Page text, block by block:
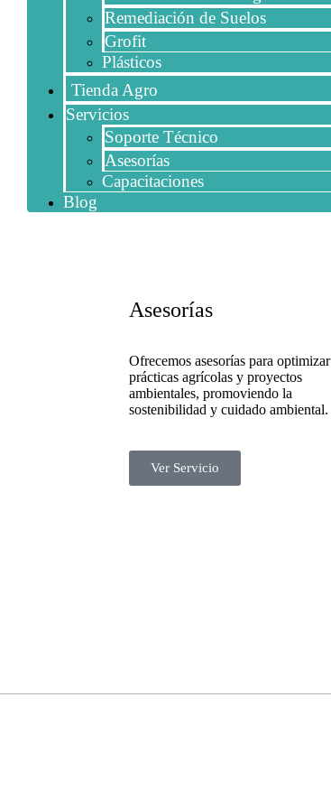
Remediación de Suelos
Grofit
Plásticos
Tienda Agro
Servicios
Soporte Técnico
Asesorías
Capacitaciones
Blog
Asesorías
Ofrecemos asesorías para optimizar
prácticas agrícolas y proyectos
ambientales, promoviendo la
sostenibilidad y cuidado ambiental.
Ver Servicio